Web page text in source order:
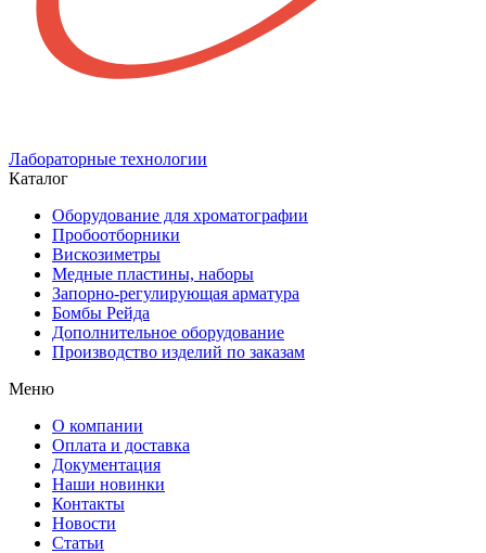
Лабораторные технологии
Каталог
Оборудование для хроматографии
Пробоотборники
Вискозиметры
Медные пластины, наборы
Запорно-регулирующая арматура
Бомбы Рейда
Дополнительное оборудование
Производство изделий по заказам
Меню
О компании
Оплата и доставка
Документация
Наши новинки
Контакты
Новости
Статьи